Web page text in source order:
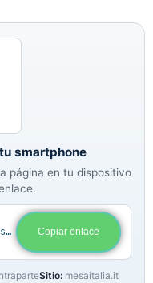
smartphone
página en tu dispositivo
https://mesaitalia.it/es/pre-inscripcion-contraparte/ Copiar enlace
Sitio: mesaitalia.it